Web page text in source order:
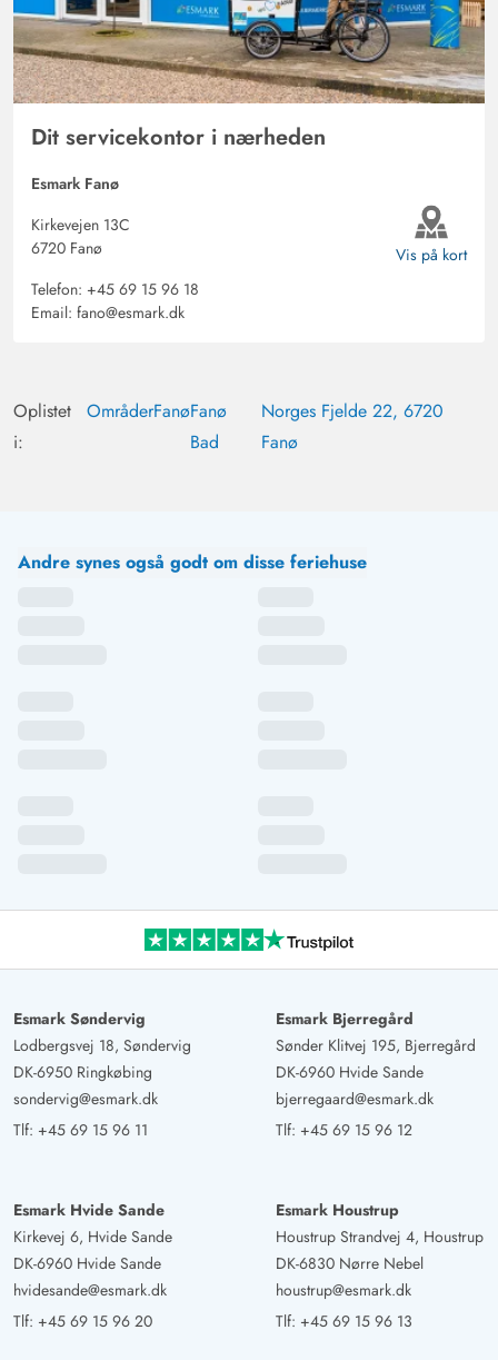
Dit servicekontor i nærheden
Esmark Fanø
Kirkevejen 13C
6720 Fanø
Telefon: +45 69 15 96 18
Email: fano@esmark.dk
Vis på kort
Oplistet
i:
OmråderFanøFanø
Bad
Norges Fjelde 22, 6720
Fanø
Andre synes også godt om disse feriehuse
Esmark Søndervig
Lodbergsvej 18, Søndervig
DK-6950 Ringkøbing
sondervig@esmark.dk
Tlf: +45 69 15 96 11
Esmark Bjerregård
Sønder Klitvej 195, Bjerregård
DK-6960 Hvide Sande
bjerregaard@esmark.dk
Tlf: +45 69 15 96 12
Esmark Hvide Sande
Kirkevej 6, Hvide Sande
DK-6960 Hvide Sande
hvidesande@esmark.dk
Tlf: +45 69 15 96 20
Esmark Houstrup
Houstrup Strandvej 4, Houstrup
DK-6830 Nørre Nebel
houstrup@esmark.dk
Tlf: +45 69 15 96 13